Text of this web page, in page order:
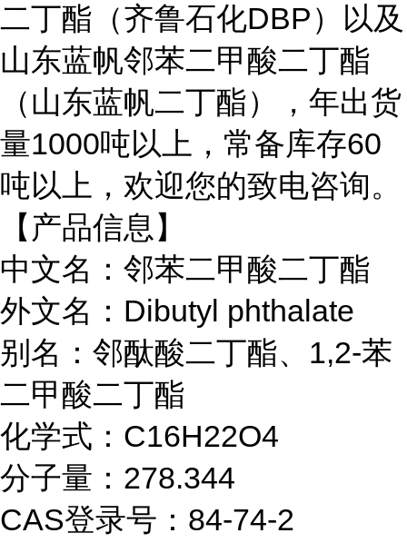
二丁酯（齐鲁石化DBP）以及
山东蓝帆邻苯二甲酸二丁酯
（山东蓝帆二丁酯），年出货
量1000吨以上，常备库存60
吨以上，欢迎您的致电咨询。
【产品信息】
中文名：邻苯二甲酸二丁酯
外文名： Dibutyl phthalate
别名：邻酞酸二丁酯、 1,2-苯
二甲酸二丁酯
化学式： C16H22O4
分子量： 278.344
CAS登录号：84-74-2